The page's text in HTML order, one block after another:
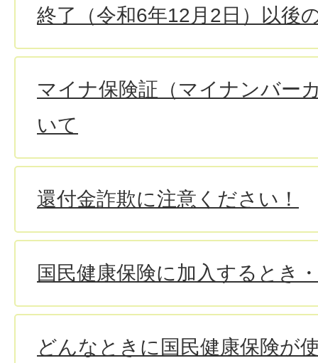
終了（令和6年12月2日）以後
マイナ保険証（マイナンバー
いて
還付金詐欺に注意ください！
国民健康保険に加入するとき
どんなときに国民健康保険が